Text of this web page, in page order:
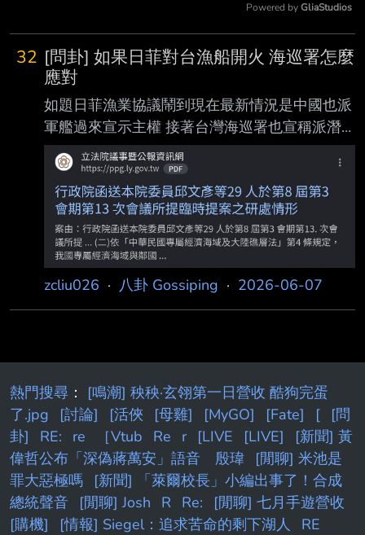
Powered by GliaStudios
32 [問卦] 如果日菲對台漁船開火 海巡署怎麼
應對
如題日菲漁業協議鬧到現在最新情況是中國也派
軍艦過來宣示主權 接著台灣海巡署也宣稱派潛
艇待命 那問題來了如果某一天真的發生類似當
年廣大興事件 日菲船艦對台灣漁船開火 中國船
艦對日菲漁船開火 台灣海巡打誰？ 1. 中菲日一
起打 維護中華民國主權 2. 打中不打菲日 宣示抗
中保台的決心 3. 打菲日不打中 但這狀況不知道
要怎麼解釋 4. 都不打 後面再想怎麼帶風向 台灣
政府會採取哪一種方式 有沒有八卦 --
zcliu026 · 八卦 Gossiping · 2026-06-07
熱門搜尋 ： [鳴潮] 秧秧·玄翎第一日營收 酷狗完蛋
了.jpg
[討論] [活俠 [母雞] [MyGO] [Fate] [
[問
卦]
RE: re ［Vtub Re r [LIVE [LIVE]
[新聞] 黃
偉哲公布「深偽蔣萬安」語音 殷瑋
[閒聊] 米池是
罪大惡極嗎
[新聞] 「萊爾校長」小編出事了！合成
總統聲音
[閒聊] Josh R Re:
[閒聊] 七月手遊營收
[購機]
[情報] Siegel：追求苦命的剩下湖人
RE